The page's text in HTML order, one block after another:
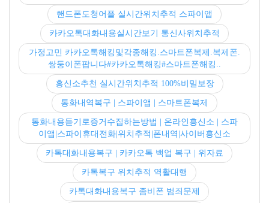
핸드폰도청어플 실시간위치추적 스파이앱
카카오톡대화내용실시간보기 통신사위치추적
가정고민 카카오톡해킹및각종해킹.스마트폰복제.복제폰.
쌍둥이폰팝니다#카카오톡해킹#스마트폰해킹..
흥신소추천 실시간위치추적 100%비밀보장
통화내역복구 | 스파이앱 | 스마트폰복제
통화내용듣기로증거수집하는방법 | 온라인흥신소 | 스파
이앱|스파이휴대전화|위치추적|폰내역|사이버흥신소
카톡대화내용복구 | 카카오톡 백업 복구 | 위자료
카톡복구 위치추적 역활대행
카톡대화내용복구 좀비폰 범죄문제